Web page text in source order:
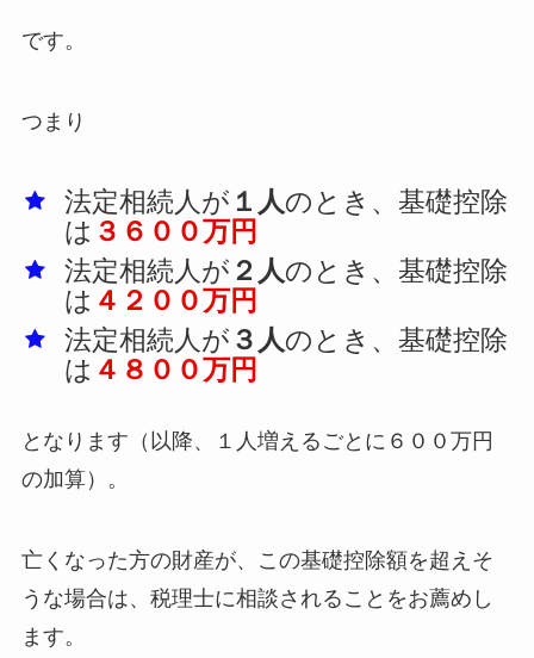
です。
つまり
法定相続人が １人のとき、基礎控除
は ３６００万円
法定相続人が ２人のとき、基礎控除
は ４２００万円
法定相続人が ３人のとき、基礎控除
は ４８００万円
となります（以降、１人増えるごとに６００万円
の加算）。
亡くなった方の財産が、この基礎控除額を超えそ
うな場合は、税理士に相談されることをお薦めし
ます。